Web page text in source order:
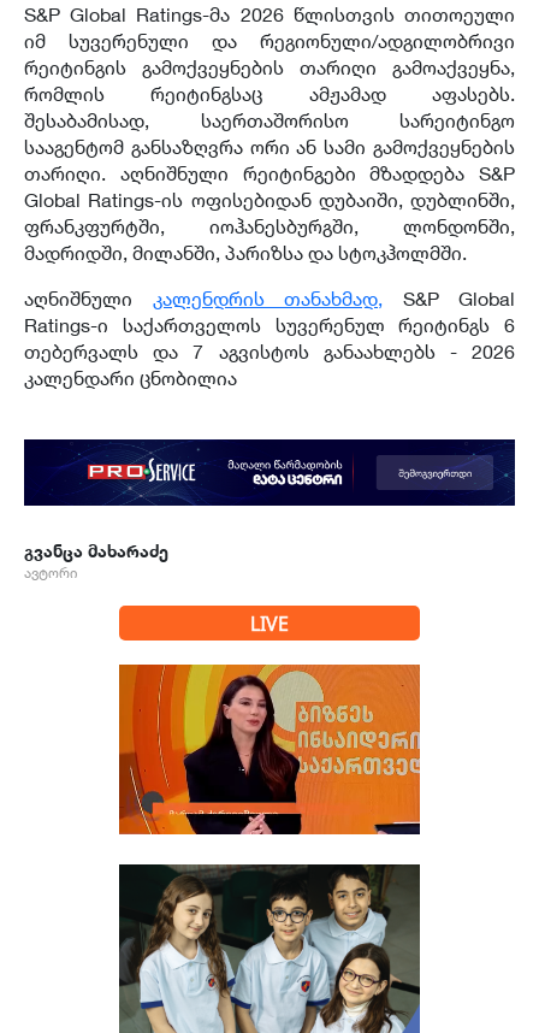
S&P Global Ratings-მა 2026 წლისთვის თითოეული
იმ სუვერენული და რეგიონული/ადგილობრივი
რეიტინგის გამოქვეყნების თარიღი გამოაქვეყნა,
რომლის რეიტინგსაც ამჟამად აფასებს.
შესაბამისად, საერთაშორისო სარეიტინგო
სააგენტომ განსაზღვრა ორი ან სამი გამოქვეყნების
თარიღი. აღნიშნული რეიტინგები მზადდება S&P
Global Ratings-ის ოფისებიდან დუბაიში, დუბლინში,
ფრანკფურტში, იოჰანესბურგში, ლონდონში,
მადრიდში, მილანში, პარიზსა და სტოკჰოლმში.
აღნიშნული კალენდრის თანახმად, S&P Global
Ratings-ი საქართველოს სუვერენულ რეიტინგს 6
თებერვალს და 7 აგვისტოს განაახლებს - 2026
კალენდარი ცნობილია
გვანცა მახარაძე
ავტორი
LIVE